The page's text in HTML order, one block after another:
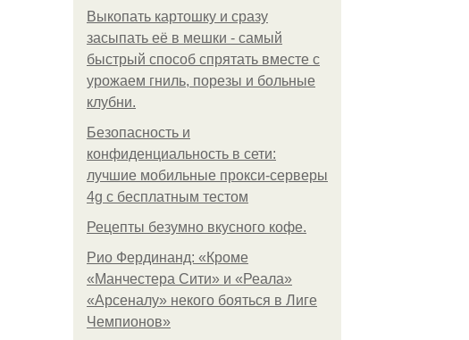
Выкопать картошку и сразу
засыпать её в мешки - самый
быстрый способ спрятать вместе с
урожаем гниль, порезы и больные
клубни.
Безопасность и
конфиденциальность в сети:
лучшие мобильные прокси-серверы
4g с бесплатным тестом
Рецепты безумно вкусного кофе.
Рио Фердинанд: «Кроме
«Манчестера Сити» и «Реала»
«Арсеналу» некого бояться в Лиге
Чемпионов»